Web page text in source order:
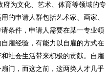
为文化、艺术、体育等领域的专
的申请人群包括艺术家、画家、
条件，申请人需要在某一专业领
雇经验，有能力以自雇的方式在
社会生活带来枳极的贡献。自雇
门，而这之前，这两类人才几乎